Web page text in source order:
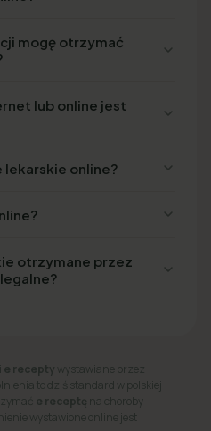
mogę otrzymać
lub online jest
lekarskie online?
otrzymane przez
e recepty wystawiane przez
to dziś standard w polskiej
e receptę na choroby
wystawione online jest